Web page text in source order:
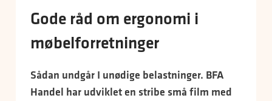
Gode råd om ergonomi i
møbelforretninger
Sådan undgår I unødige belastninger. BFA
Handel har udviklet en stribe små film med